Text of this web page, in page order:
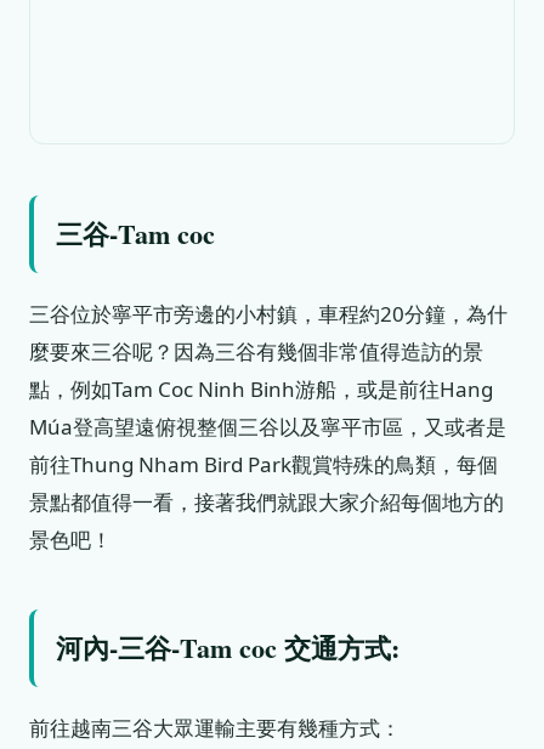
三谷-Tam coc
三谷位於寧平市旁邊的小村鎮，車程約20分鐘，為什
麼要來三谷呢？因為三谷有幾個非常值得造訪的景
點，例如Tam Coc Ninh Binh游船，或是前往Hang
Múa登高望遠俯視整個三谷以及寧平市區，又或者是
前往Thung Nham Bird Park觀賞特殊的鳥類，每個
景點都值得一看，接著我們就跟大家介紹每個地方的
景色吧！
河內-三谷-Tam coc 交通方式:
前往越南三谷大眾運輸主要有幾種方式：